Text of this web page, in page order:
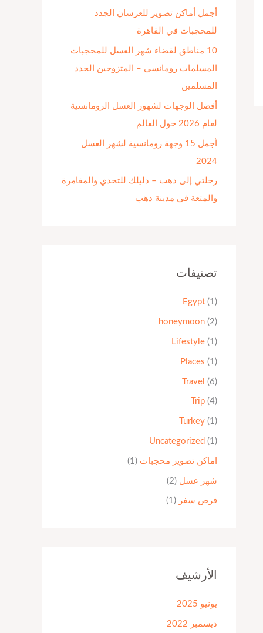
ن
:
أجمل أماكن تصوير للعرسان الجدد
للمحجبات في القاهرة
10 مناطق لقضاء شهر العسل للمحجبات
المسلمات رومانسي – المتزوجين الجدد
المسلمين
أفضل الوجهات لشهور العسل الرومانسية
لعام 2026 حول العالم
أجمل 15 وجهة رومانسية لشهر العسل
2024
رحلتي إلى دهب – دليلك للتحدي والمغامرة
والمتعة في مدينة دهب
تصنيفات
Egypt (1)
honeymoon (2)
Lifestyle (1)
Places (1)
Travel (6)
Trip (4)
Turkey (1)
Uncategorized (1)
اماكن تصوير محجبات (1)
شهر عسل (2)
فرص سفر (1)
الأرشيف
يونيو 2025
ديسمبر 2022